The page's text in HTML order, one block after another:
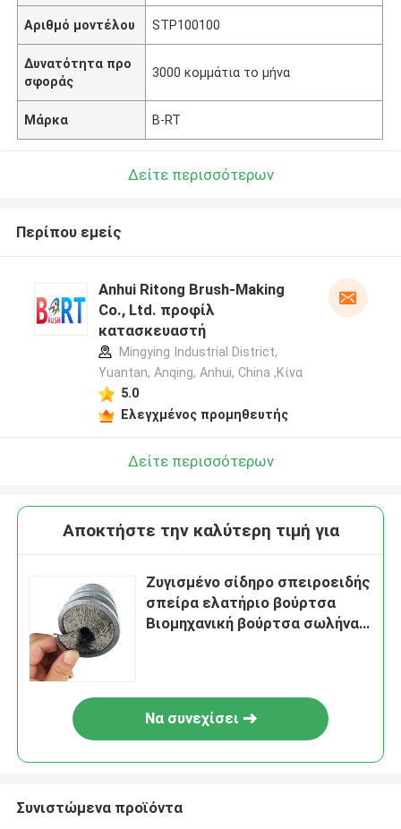
Αριθμό μοντέλου STP100100
Δυνατότητα προ
σφοράς
3000 κομμάτια το μήνα
Μάρκα B-RT
Δείτε περισσότερων
Περίπου εμείς
Anhui Ritong Brush-Making
Co., Ltd. προφίλ
κατασκευαστή
Mingying Industrial District,
Yuantan, Anqing, Anhui, China ,Κίνα
5.0
Ελεγχμένος προμηθευτής
Δείτε περισσότερων
Αποκτήστε την καλύτερη τιμή για
Ζυγισμένο σίδηρο σπειροειδής
σπείρα ελατήριο βούρτσα
Βιομηχανική βούρτσα σωλήνα
Να συνεχίσει
Συνιστώμενα προϊόντα